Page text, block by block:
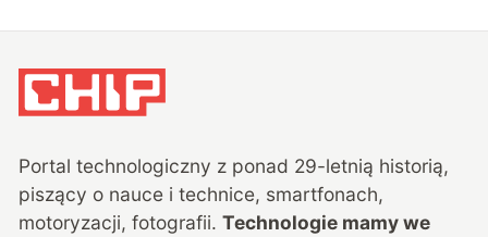
Portal technologiczny z ponad 29-letnią historią,
piszący o nauce i technice, smartfonach,
motoryzacji, fotografii. Technologie mamy we